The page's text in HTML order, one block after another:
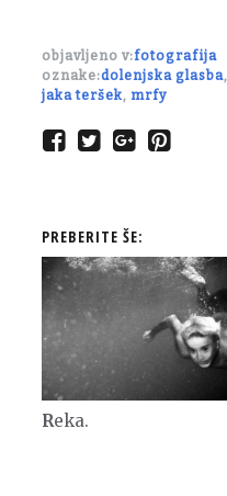
objavljeno v:fotografija
oznake:dolenjska glasba,
jaka teršek, mrfy
PREBERITE ŠE:
Reka.